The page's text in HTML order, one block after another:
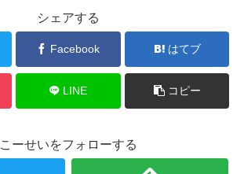
シェアする
Facebook はてブ
LINE コピー
こーせいをフォローする